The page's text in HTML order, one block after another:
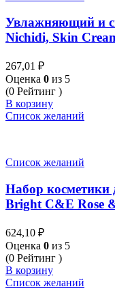
Увлажняющий и
Nichidi, Skin
267,01 ₽
Оценка 0 из 5
(0 Рейтинг )
В корзину
Список желаний
Список желаний
Набор косметики
Bright C&E Rose
624,10 ₽
Оценка 0 из 5
(0 Рейтинг )
В корзину
Список желаний